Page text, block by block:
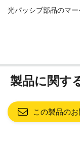
光パッシブ部品のマ
製品に関す
この製品の